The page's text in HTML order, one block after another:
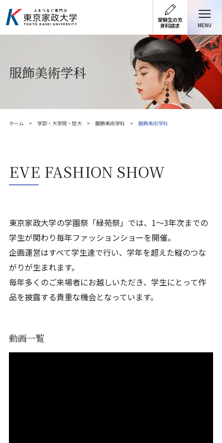
受験生の方
資料請求
MENU
服飾美術学科
ホーム 学部・大学院・短大 服飾美術学科 服飾美術学科
EVE FASHION SHOW
東京家政大学の学園祭「緑苑祭」では、1〜3年次までの
学生が関わり毎年ファッションショーを開催。
企画運営はすべて学生達で行い、学年を超えた縦のつな
がりが生まれます。
毎年多くのご来場者にお越しいただき、学生にとって作
品を披露する貴重な機会となっています。
動画一覧